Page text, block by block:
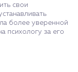
свои
более уверенной
психологу за его